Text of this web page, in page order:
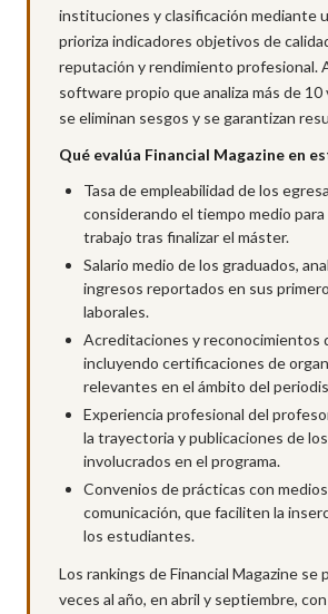
instituciones y clasificación mediante
prioriza indicadores objetivos de
reputación y rendimiento profesional.
software propio que analiza más de 10
se eliminan sesgos y se garantizan
Qué evalúa Financial Magazine en
Tasa de empleabilidad de los
considerando el tiempo medio
trabajo tras finalizar el máster.
Salario medio de los graduados,
ingresos reportados en sus
laborales.
Acreditaciones y reconocimientos
incluyendo certificaciones de
relevantes en el ámbito del
Experiencia profesional del
la trayectoria y publicaciones de
involucrados en el programa.
Convenios de prácticas con
comunicación, que faciliten la
los estudiantes.
Los rankings de Financial Magazine se
veces al año, en abril y septiembre,